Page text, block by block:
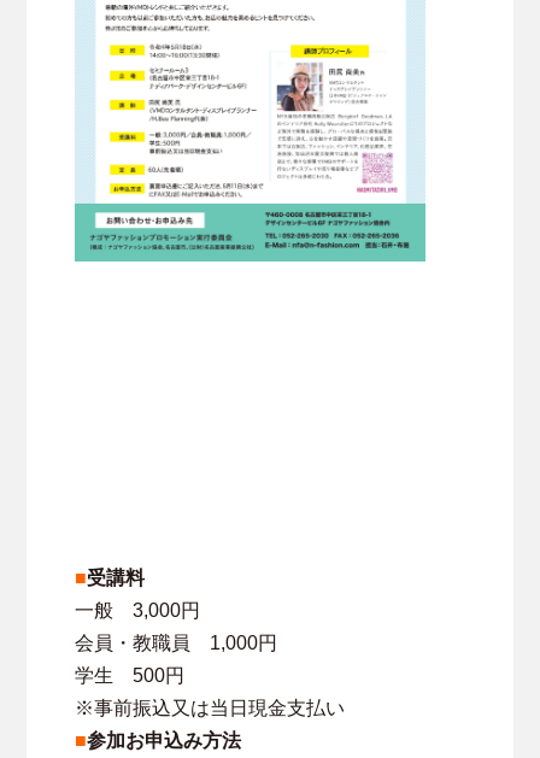
■受講料
一般 3,000円
会員・教職員 1,000円
学生 500円
※事前振込又は当日現金支払い
■参加お申込み方法